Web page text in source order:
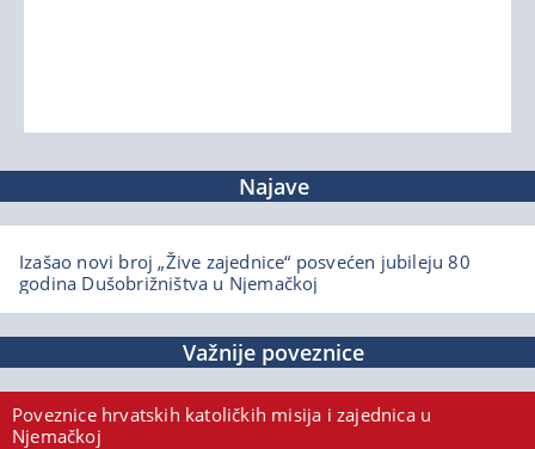
Najave
Izašao novi broj „Žive zajednice“ posvećen jubileju 80
godina Dušobrižništva u Njemačkoj
Važnije poveznice
Poveznice hrvatskih katoličkih misija i zajednica u
Njemačkoj